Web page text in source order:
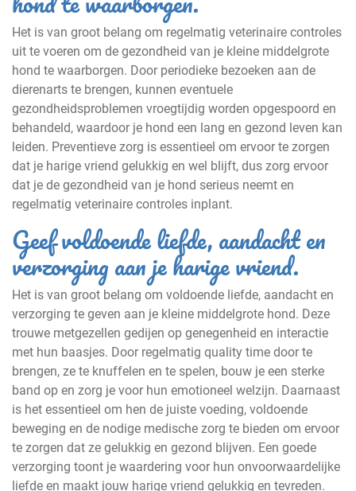
Het is van groot belang om regelmatig veterinaire controles
uit te voeren om de gezondheid van je kleine middelgrote
hond te waarborgen. Door periodieke bezoeken aan de
dierenarts te brengen, kunnen eventuele
gezondheidsproblemen vroegtijdig worden opgespoord en
behandeld, waardoor je hond een lang en gezond leven kan
leiden. Preventieve zorg is essentieel om ervoor te zorgen
dat je harige vriend gelukkig en wel blijft, dus zorg ervoor
dat je de gezondheid van je hond serieus neemt en
regelmatig veterinaire controles inplant.
Geef voldoende liefde, aandacht en
verzorging aan je harige vriend.
Het is van groot belang om voldoende liefde, aandacht en
verzorging te geven aan je kleine middelgrote hond. Deze
trouwe metgezellen gedijen op genegenheid en interactie
met hun baasjes. Door regelmatig quality time door te
brengen, ze te knuffelen en te spelen, bouw je een sterke
band op en zorg je voor hun emotioneel welzijn. Daarnaast
is het essentieel om hen de juiste voeding, voldoende
beweging en de nodige medische zorg te bieden om ervoor
te zorgen dat ze gelukkig en gezond blijven. Een goede
verzorging toont je waardering voor hun onvoorwaardelijke
liefde en maakt jouw harige vriend gelukkig en tevreden.